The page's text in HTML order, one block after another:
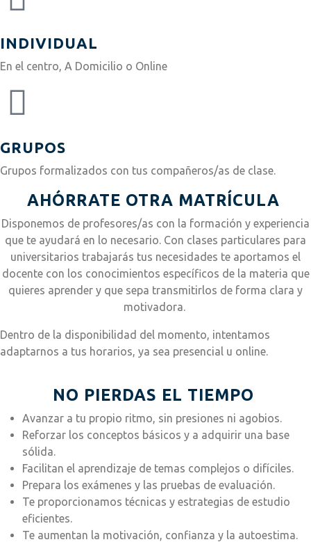
INDIVIDUAL
En el centro, A Domicilio o Online
GRUPOS
Grupos formalizados con tus compañeros/as de clase.
AHÓRRATE OTRA MATRÍCULA
Disponemos de profesores/as con la formación y experiencia
que te ayudará en lo necesario. Con clases particulares para
universitarios trabajarás tus necesidades te aportamos el
docente con los conocimientos específicos de la materia que
quieres aprender y que sepa transmitirlos de forma clara y
motivadora.
Dentro de la disponibilidad del momento, intentamos
adaptarnos a tus horarios, ya sea presencial u online.
NO PIERDAS EL TIEMPO
Avanzar a tu propio ritmo, sin presiones ni agobios.
Reforzar los conceptos básicos y a adquirir una base
sólida.
Facilitan el aprendizaje de temas complejos o difíciles.
Prepara los exámenes y las pruebas de evaluación.
Te proporcionamos técnicas y estrategias de estudio
eficientes.
Te aumentan la motivación, confianza y la autoestima.